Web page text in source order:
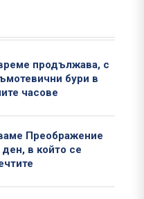
продължава, с
бури в
часове
Преображение
в който се